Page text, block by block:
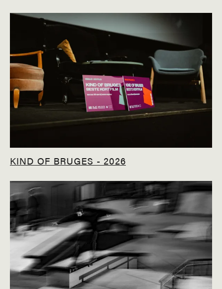
KIND OF BRUGES - 2026